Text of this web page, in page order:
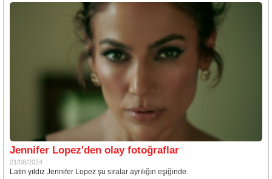
Jennifer Lopez'den olay fotoğraflar
21/08/2024
Latin yıldız Jennifer Lopez şu sıralar ayrılığın eşiğinde.